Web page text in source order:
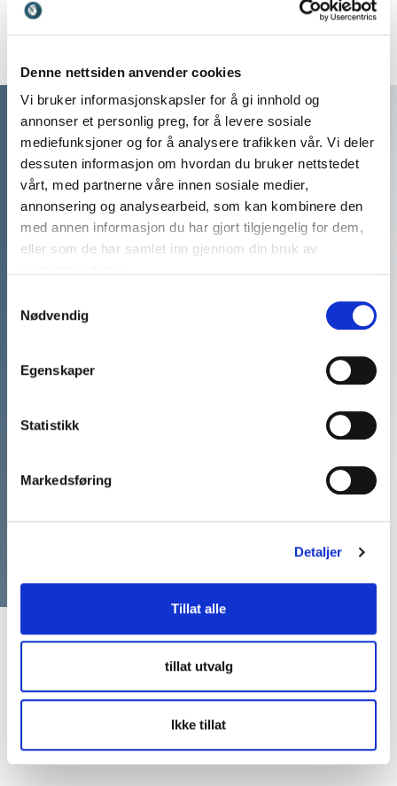
Denne nettsiden anvender cookies
Vi bruker informasjonskapsler for å gi innhold og
annonser et personlig preg, for å levere sosiale
mediefunksjoner og for å analysere trafikken vår. Vi deler
dessuten informasjon om hvordan du bruker nettstedet
vårt, med partnerne våre innen sosiale medier,
annonsering og analysearbeid, som kan kombinere den
med annen informasjon du har gjort tilgjengelig for dem,
eller som de har samlet inn gjennom din bruk av
Nødvendig
Egenskaper
Statistikk
Markedsføring
Detaljer
Tillat alle
tillat utvalg
Ikke tillat
spennende, forståelig og
gøy.
toppleder som presterer å
underholdende.
erfaring med å matche våre
kunders arrangementer med
de perfekte
foredragsholderne